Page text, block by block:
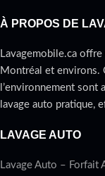
À PROPOS DE
Lavagemobile.ca
Montréal et environs.
l’environnement
lavage auto pratique,
LAVAGE AUTO
Lavage Auto – Forfait